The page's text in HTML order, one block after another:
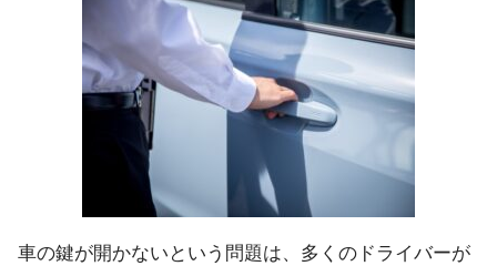
車の鍵が開かないという問題は、多くのドライバーが